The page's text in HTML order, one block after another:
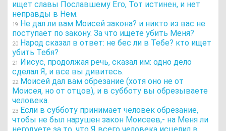
ищет славы Пославшему Его, Тот истинен, и нет
неправды в Нем.
19 Не дал ли вам Моисей закона? и никто из вас не
поступает по закону. За что ищете убить Меня?
20 Народ сказал в ответ: не бес ли в Тебе? кто ищет
убить Тебя?
21 Иисус, продолжая речь, сказал им: одно дело
сделал Я, и все вы дивитесь.
22Моисей дал вам обрезание (хотя оно не от
Моисея, но от отцов), и в субботу вы обрезываете
человека.
23 Если в субботу принимает человек обрезание,
чтобы не был нарушен закон Моисеев,- на Меня ли